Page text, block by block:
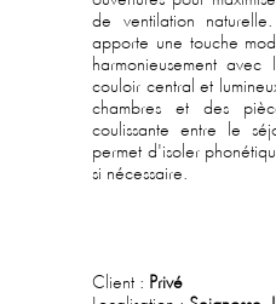
de ventilation
apporte une touche
harmonieusement
couloir central et
chambres et des
coulissante entre le
permet d'isoler
si nécessaire.
Client : Privé